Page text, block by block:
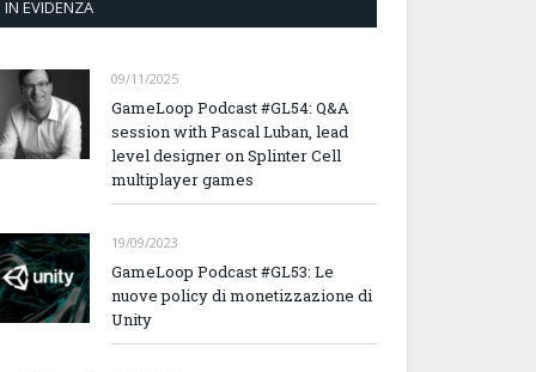
IN EVIDENZA
09/11/2025
GameLoop Podcast #GL54: Q&A
session with Pascal Luban, lead
level designer on Splinter Cell
multiplayer games
19/09/2023
GameLoop Podcast #GL53: Le
nuove policy di monetizzazione di
Unity